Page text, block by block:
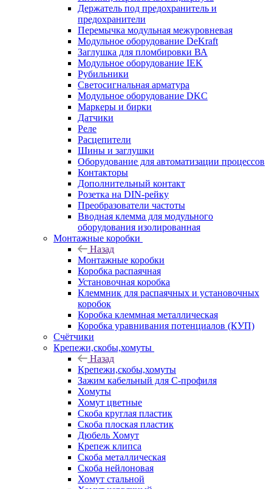
Держатель под предохранитель и
предохранители
Перемычка модульная межуровневая
Модульное оборудование DeKraft
Заглушка для пломбировки ВА
Модульное оборудование IEK
Рубильники
Светосигнальная арматура
Модульное оборудование DKC
Маркеры и бирки
Датчики
Реле
Расцепители
Шины и заглушки
Оборудование для автоматизации процессов
Контакторы
Дополнительный контакт
Розетка на DIN-рейку
Преобразователи частоты
Вводная клемма для модульного
оборудования изолированная
Монтажные коробки
Назад
Монтажные коробки
Коробка распаячная
Установочная коробка
Клеммник для распаячных и установочных
коробок
Коробка клеммная металлическая
Коробка уравнивания потенциалов (КУП)
Счётчики
Крепежи,скобы,хомуты
Назад
Крепежи,скобы,хомуты
Зажим кабельный для С-профиля
Хомуты
Хомут цветные
Скоба круглая пластик
Скоба плоская пластик
Дюбель Хомут
Крепеж клипса
Скоба металлическая
Скоба нейлоновая
Хомут стальной